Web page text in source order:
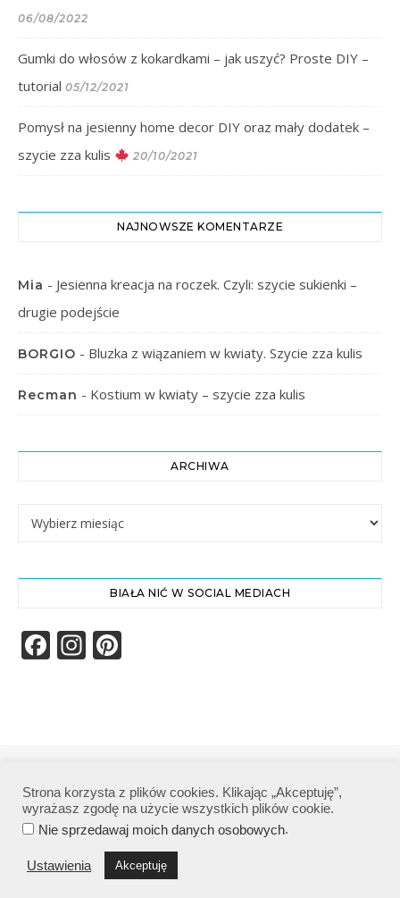
06/08/2022
Gumki do włosów z kokardkami – jak uszyć? Proste DIY –
tutorial 05/12/2021
Pomysł na jesienny home decor DIY oraz mały dodatek –
szycie zza kulis
20/10/2021
NAJNOWSZE KOMENTARZE
Mia - Jesienna kreacja na roczek. Czyli: szycie sukienki –
drugie podejście
BORGIO - Bluzka z wiązaniem w kwiaty. Szycie zza kulis
Recman - Kostium w kwiaty – szycie zza kulis
ARCHIWA
Archiwa
BIAŁA NIĆ W SOCIAL MEDIACH
Facebook
Instagram
Polityka prywatności
POWRÓT NA GÓRĘ
Strona korzysta z plików cookies. Klikając „Akceptuję”,
wyrażasz zgodę na użycie wszystkich plików cookie.
Nie sprzedawaj moich danych osobowych.
Ustawienia Akceptuję